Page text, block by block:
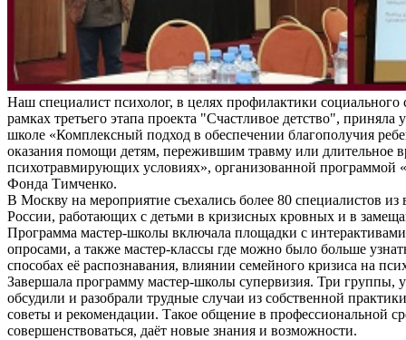
Наш специалист психолог, в целях профилактики социального
рамках третьего этапа проекта "Счастливое детство", приняла
школе «Комплексный подход в обеспечении благополучия
оказания помощи детям, пережившим травму или длительное
психотравмирующих условиях», организованной программой
Фонда Тимченко.
В Москву на мероприятие съехались более 80 специалистов из
России, работающих с детьми в кризисных кровных и в
Программа мастер-школы включала площадки с
опросами, а также мастер-классы где можно было больше
способах её распознавания, влиянии семейного кризиса на
Завершала программу мастер-школы супервизия. Три группы,
обсудили и разобрали трудные случаи из собственной
советы и рекомендации. Такое общение в профессиональной
совершенствоваться, даёт новые знания и возможности.